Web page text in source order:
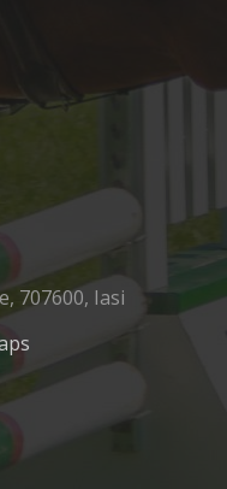
707600, Iasi